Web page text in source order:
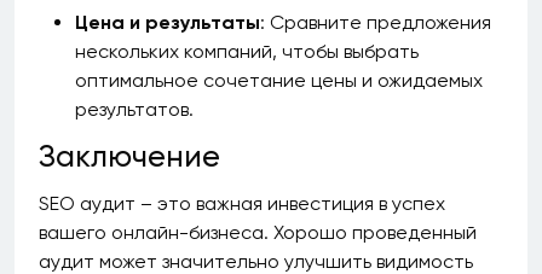
Цена и результаты: Сравните предложения
нескольких компаний, чтобы выбрать
оптимальное сочетание цены и ожидаемых
результатов.
Заключение
SEO аудит – это важная инвестиция в успех
вашего онлайн-бизнеса. Хорошо проведенный
аудит может значительно улучшить видимость